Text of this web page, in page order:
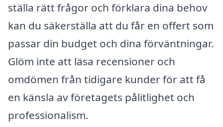
ställa rätt frågor och förklara dina behov
kan du säkerställa att du får en offert som
passar din budget och dina förväntningar.
Glöm inte att läsa recensioner och
omdömen från tidigare kunder för att få
en känsla av företagets pålitlighet och
professionalism.